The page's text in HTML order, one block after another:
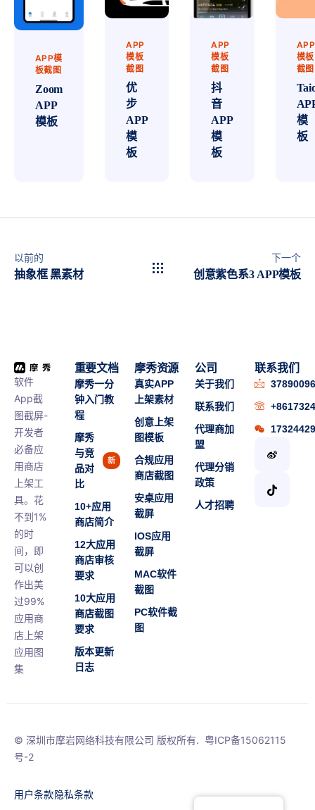
APP模
板截图
Zoom
APP
模板
APP
模板
截图
优
步
APP
模
板
APP
模板
截图
抖
音
APP
模
板
APP
模板
截图
模
板
以前的
抽象框 黑素材
下一个
创意紫色系3 APP模板
软件
App截
图截屏-
开发者
必备应
用商店
上架工
具。花
不到1%
的时
间，即
可以创
作出美
过99%
应用商
店上架
应用图
集
重要文档
摩秀一分
钟入门教
程
摩秀
与竞
品对
比
新
10+应用
商店简介
12大应用
商店审核
要求
10大应用
商店截图
要求
版本更新
日志
摩秀资源
真实APP
上架素材
创意上架
图模板
合规应用
商店截图
安桌应用
截屏
IOS应用
截屏
MAC软件
截图
PC软件截
图
公司
关于我们
联系我们
代理商加
盟
代理分销
政策
人才招聘
联系我们
© 深圳市摩岩网络科技有限公司 版权所有. 粤ICP备15062115
号-2
用户条款隐私条款